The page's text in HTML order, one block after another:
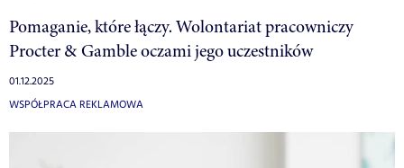
Pomaganie, które łączy. Wolontariat pracowniczy
Procter & Gamble oczami jego uczestników
01.12.2025
WSPÓŁPRACA REKLAMOWA